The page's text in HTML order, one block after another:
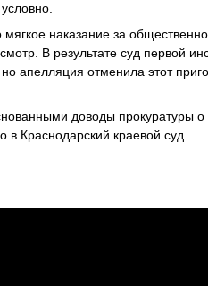
наказание за
В результате суд первой
апелляция отменила этот
доводы прокуратуры о
Краснодарский краевой суд.